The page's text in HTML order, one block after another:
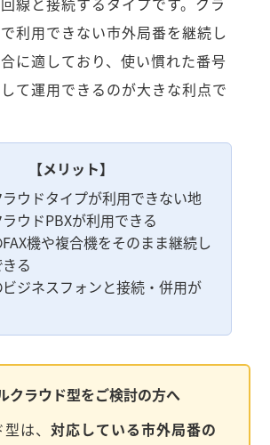
利用できない市外局番を継続し
に適しており、使い慣れた番号
て運用できるのが大きな利点で
【メリット】
ラウドタイプが利用できない地
ウドPBXが利用できる
FAX機や複合機をそのまま継続し
る
ビジネスフォンと接続・併用が
クラウド型をご検討の方へ
型は、対応している市外局番の